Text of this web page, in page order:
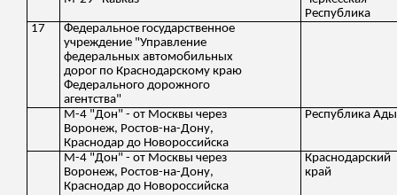
Республика
17
Федеральное государственное
учреждение "Управление
федеральных автомобильных
дорог по Краснодарскому краю
Федерального дорожного
агентства"
М-4 "Дон" - от Москвы через
Воронеж, Ростов-на-Дону,
Краснодар до Новороссийска
Республика
М-4 "Дон" - от Москвы через
Воронеж, Ростов-на-Дону,
Краснодар до Новороссийска
Краснодарский
край